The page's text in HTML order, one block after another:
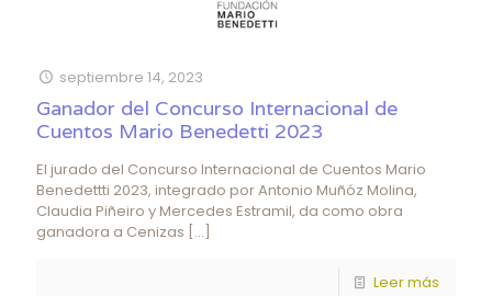
septiembre 14, 2023
Ganador del Concurso Internacional de
Cuentos Mario Benedetti 2023
El jurado del Concurso Internacional de Cuentos Mario
Benedettti 2023, integrado por Antonio Muñóz Molina,
Claudia Piñeiro y Mercedes Estramil, da como obra
ganadora a Cenizas […]
Leer más